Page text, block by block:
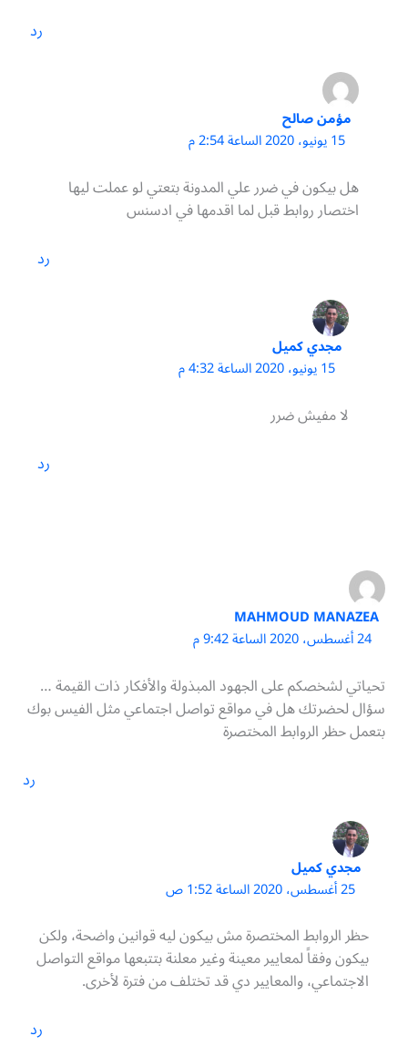
رد
مؤمن صالح
15 يونيو، 2020 الساعة 2:54 م
هل بيكون في ضرر علي المدونة بتعتي لو عملت ليها
اختصار روابط قبل لما اقدمها في ادسنس
رد
مجدي كميل
15 يونيو، 2020 الساعة 4:32 م
لا مفيش ضرر
رد
MAHMOUD MANAZEA
24 أغسطس، 2020 الساعة 9:42 م
تحياتي لشخصكم على الجهود المبذولة والأفكار ذات القيمة …
سؤال لحضرتك هل في مواقع تواصل اجتماعي مثل الفيس بوك
بتعمل حظر الروابط المختصرة
رد
مجدي كميل
25 أغسطس، 2020 الساعة 1:52 ص
حظر الروابط المختصرة مش بيكون ليه قوانين واضحة، ولكن
بيكون وفقاً لمعايير معينة وغير معلنة بتتبعها مواقع التواصل
الاجتماعي، والمعايير دي قد تختلف من فترة لأخرى.
رد